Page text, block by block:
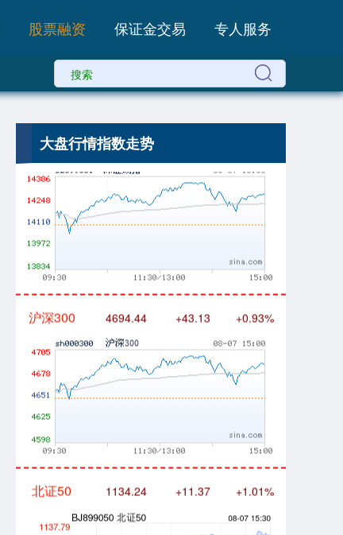
股票融资 保证金交易 专人服务
大盘行情指数走势
深证成指 14311.01